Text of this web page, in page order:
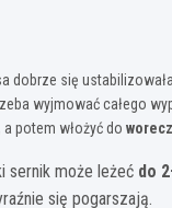
dobrze się
wyjmować całego
a potem włożyć do
sernik może leżeć do
się pogarszają.